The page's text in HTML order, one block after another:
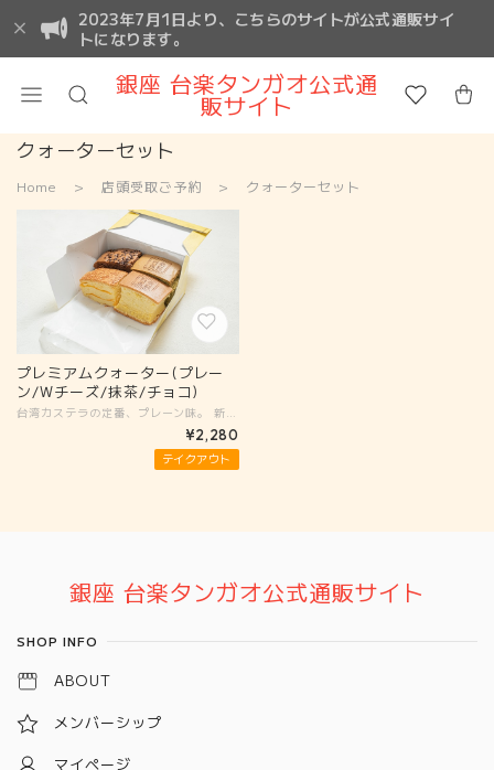
2023年7月1日より、こちらのサイトが公式通販サイ
トになります。
銀座 台楽タンガオ公式通
販サイト
クォーターセット
Home 店頭受取ご予約 クォーターセット
プレミアムクォーター(プレー
ン/Wチーズ/抹茶/チョコ)
¥2,280
テイクアウト
銀座 台楽タンガオ公式通販サイト
SHOP INFO
ABOUT
メンバーシップ
マイページ